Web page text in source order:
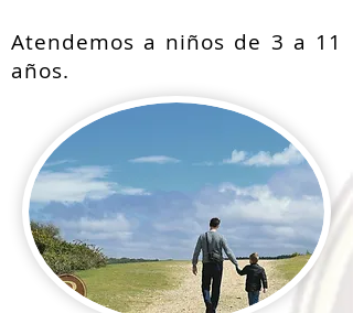
Atendemos a niños de 3 a 11
años.